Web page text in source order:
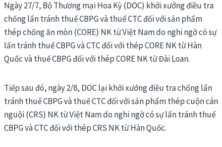
Ngày 27/7, Bộ Thương mại Hoa Kỳ (DOC) khởi xướng điều tra
chống lẩn tránh thuế CBPG và thuế CTC đối với sản phẩm
thép chống ăn mòn (CORE) NK từ Việt Nam do nghi ngờ có sự
lẩn tránh thuế CBPG và CTC đối với thép CORE NK từ Hàn
Quốc và thuế CBPG đối với thép CORE NK từ Đài Loan.
Tiếp sau đó, ngày 2/8, DOC lại khởi xướng điều tra chống lẩn
tránh thuế CBPG và thuế CTC đối với sản phẩm thép cuộn cán
nguội (CRS) NK từ Việt Nam do nghi ngờ có sự lẩn tránh thuế
CBPG và CTC đối với thép CRS NK từ Hàn Quốc.